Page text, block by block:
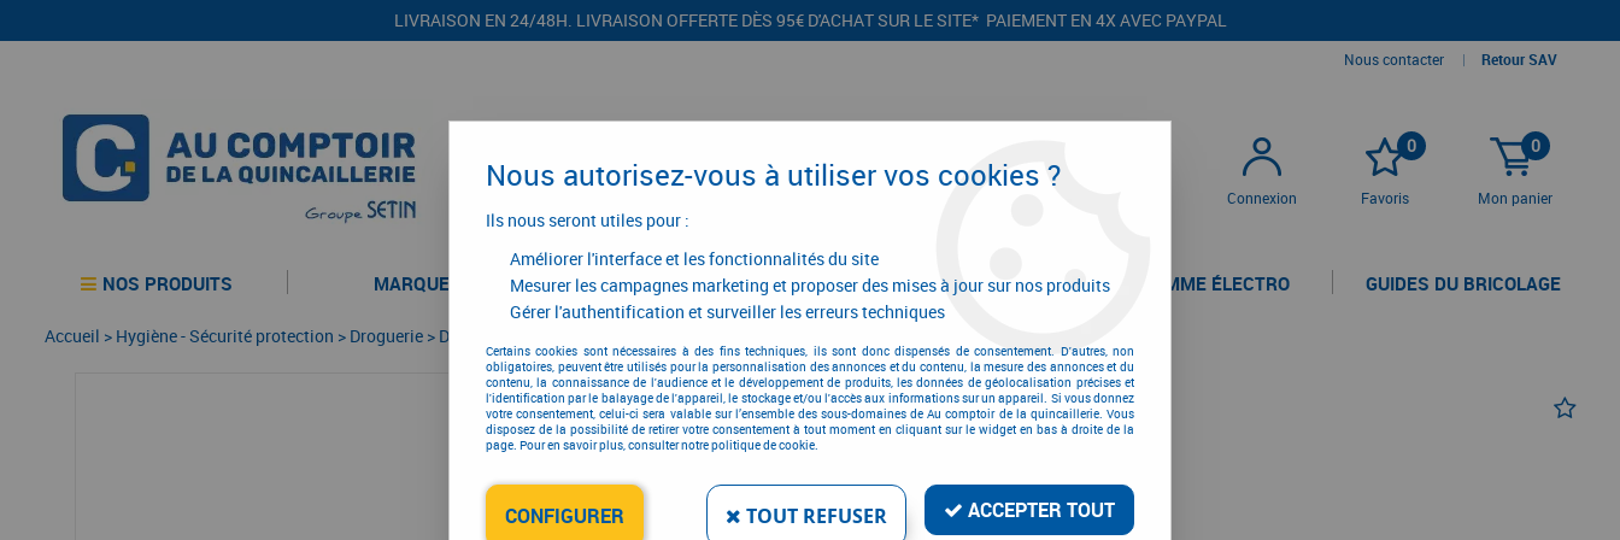
LIVRAISON EN 24/48H. LIVRAISON OFFERTE DÈS 95€ D'ACHAT SUR LE SITE* PAIEMENT EN 4X AVEC PAYPAL
Nous contacter | Retour SAV
Connexion
0
Favoris
0
Mon panier
NOS PRODUITS MARQUES CONFIGURATEURS PROMOTIONS LA GAMME ÉLECTRO GUIDES DU BRICOLAGE
Accueil > Hygiène - Sécurité protection > Droguerie > Droguerie
ÉPONGE GOMME DÉTACHANTE
Réf. :69745
Nous autorisez-vous à utiliser vos cookies ?
Ils nous seront utiles pour :
Améliorer l'interface et les fonctionnalités du site
Mesurer les campagnes marketing et proposer des mises à jour sur nos produits
Gérer l'authentification et surveiller les erreurs techniques
Certains cookies sont nécessaires à des fins techniques, ils sont donc dispensés de consentement. D'autres, non
obligatoires, peuvent être utilisés pour la personnalisation des annonces et du contenu, la mesure des annonces et du
contenu, la connaissance de l'audience et le développement de produits, les données de géolocalisation précises et
l'identification par le balayage de l'appareil, le stockage et/ou l'accès aux informations sur un appareil. Si vous donnez
votre consentement, celui-ci sera valable sur l’ensemble des sous-domaines de Au comptoir de la quincaillerie. Vous
disposez de la possibilité de retirer votre consentement à tout moment en cliquant sur le widget en bas à droite de la
page. Pour en savoir plus, consulter notre politique de cookie.
CONFIGURER TOUT REFUSER ACCEPTER TOUT